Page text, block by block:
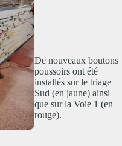
De nouveaux boutons
poussoirs ont été
installés sur le triage
Sud (en jaune) ainsi
que sur la Voie 1 (en
rouge).